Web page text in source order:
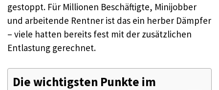
gestoppt. Für Millionen Beschäftigte, Minijobber
und arbeitende Rentner ist das ein herber Dämpfer
– viele hatten bereits fest mit der zusätzlichen
Entlastung gerechnet.
Die wichtigsten Punkte im